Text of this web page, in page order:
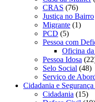
CRAS (76)
Justiça no Bairro
Migrante (1)
PCD (5)
Pessoa com
Oficina
Pessoa Idosa
Selo Social (48)
Serviço de
Cidadania e
Cidadania (15)